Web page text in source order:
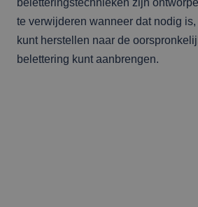
beletteringstechnieken zijn
te verwijderen wanneer dat nodig
kunt herstellen naar de
belettering kunt aanbrengen.